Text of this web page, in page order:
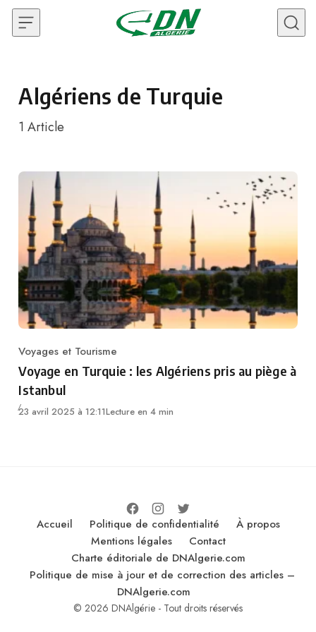
Skip to content
Algériens de Turquie
1 Article
Category
Voyages et Tourisme
Voyage en Turquie : les Algériens pris au piège à
Istanbul
23 avril 2025 à 12:11Lecture en 4 min
Accueil Politique de confidentialité
À propos
Mentions légales
Contact
Charte éditoriale de DNAlgerie.com
Politique de mise à jour et de correction des articles –
DNAlgerie.com
© 2026 DNAlgérie - Tout droits réservés